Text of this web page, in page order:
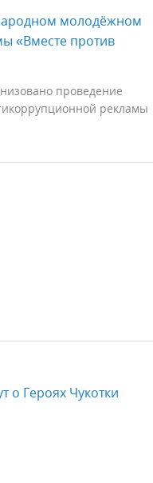
молодёжном
«Вместе против
проведение
рекламы
о Героях Чукотки